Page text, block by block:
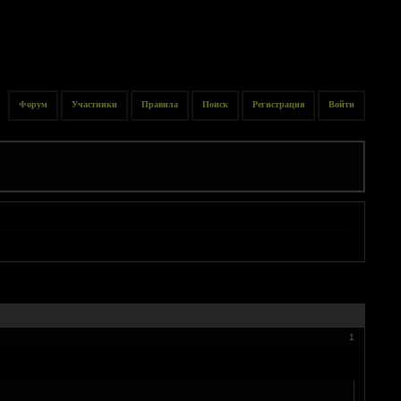
Форум Участники Правила Поиск Регистрация Войти
1